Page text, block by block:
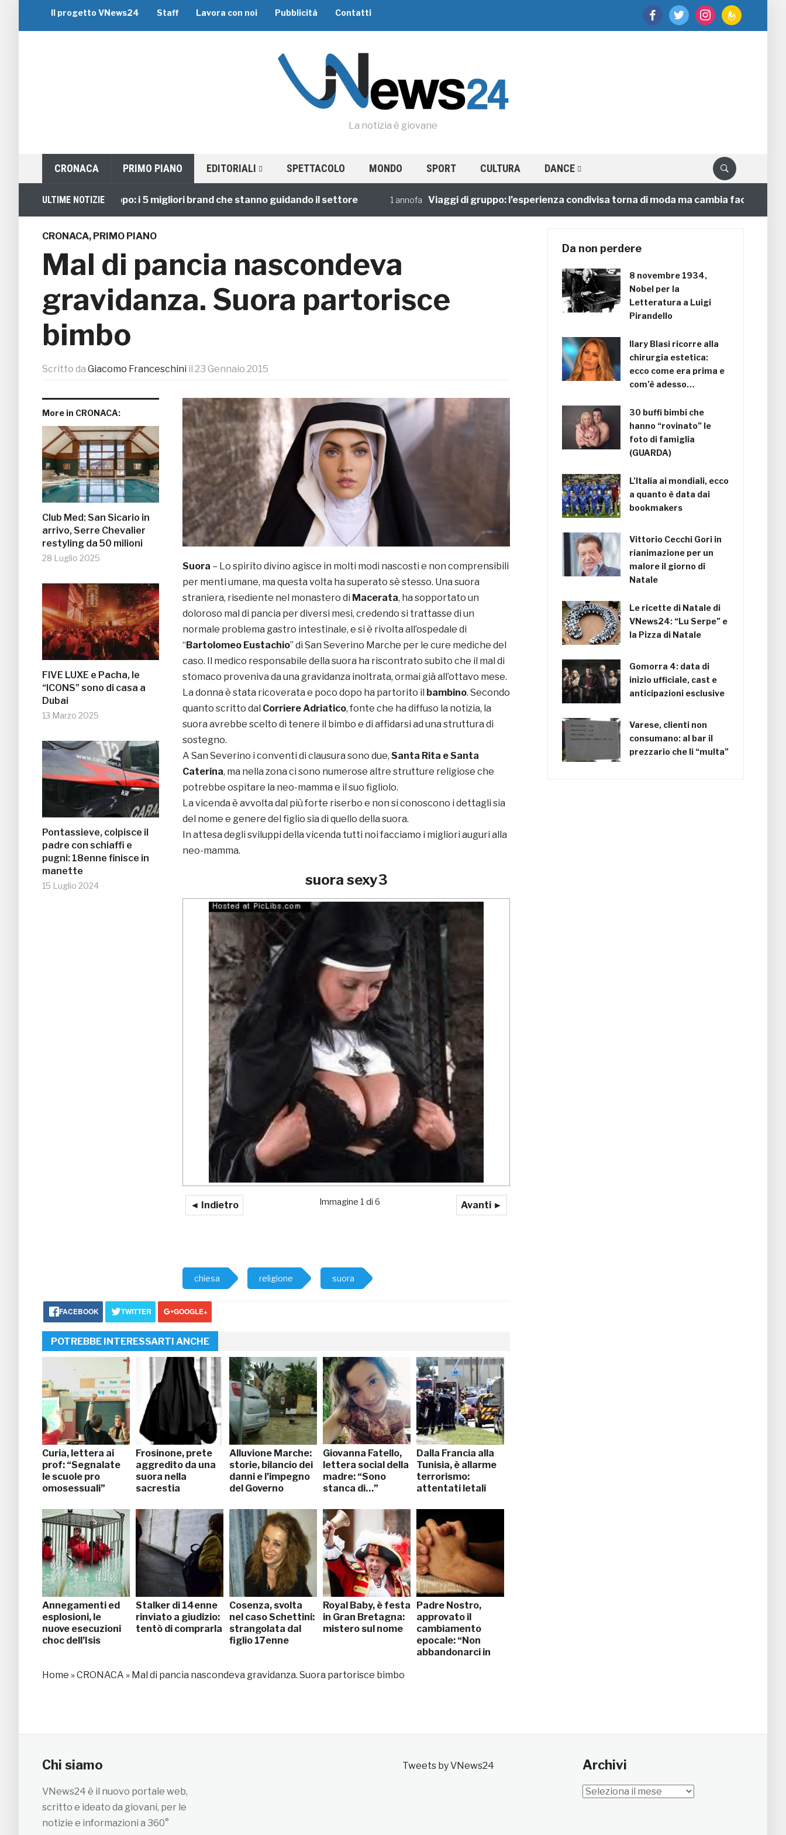
facebooktwitter instagramfeedburner
Il progetto VNews24 Staff Lavora con noi Pubblicità Contatti
La notizia è giovane
CRONACA PRIMO PIANO EDITORIALI SPETTACOLO MONDO SPORT CULTURA DANCE
ULTIME NOTIZIE
Viaggi di Gruppo: i 5 migliori brand che stanno guidando il settore 1 annofa Viaggi di gruppo: l’esperienza condivisa torna di moda ma cambia faccia
CRONACA, PRIMO PIANO
Mal di pancia nascondeva
gravidanza. Suora partorisce
bimbo
Scritto da Giacomo Franceschini il 23 Gennaio 2015
More in CRONACA:
Club Med: San Sicario in
arrivo, Serre Chevalier
restyling da 50 milioni
28 Luglio 2025
FIVE LUXE e Pacha, le
“ICONS” sono di casa a
Dubai
13 Marzo 2025
Pontassieve, colpisce il
padre con schiaffi e
pugni: 18enne finisce in
manette
15 Luglio 2024
Suora – Lo spirito divino agisce in molti modi nascosti e non comprensibili
per menti umane, ma questa volta ha superato sè stesso. Una suora
straniera, risediente nel monastero di Macerata, ha sopportato un
doloroso mal di pancia per diversi mesi, credendo si trattasse di un
normale problema gastro intestinale, e si è rivolta all’ospedale di
“Bartolomeo Eustachio” di San Severino Marche per le cure mediche del
caso. Il medico responsabile della suora ha riscontrato subito che il mal di
stomaco proveniva da una gravidanza inoltrata, ormai già all’ottavo mese.
La donna è stata ricoverata e poco dopo ha partorito il bambino. Secondo
quanto scritto dal Corriere Adriatico, fonte che ha diffuso la notizia, la
suora avrebbe scelto di tenere il bimbo e di affidarsi ad una struttura di
sostegno.
A San Severino i conventi di clausura sono due, Santa Rita e Santa
Caterina, ma nella zona ci sono numerose altre strutture religiose che
potrebbe ospitare la neo-mamma e il suo figliolo.
La vicenda è avvolta dal più forte riserbo e non si conoscono i dettagli sia
del nome e genere del figlio sia di quello della suora.
In attesa degli sviluppi della vicenda tutti noi facciamo i migliori auguri alla
neo-mamma.
suora sexy3
◄ Indietro Avanti ►
Immagine 1 di 6
chiesa religione suora
FACEBOOK TWITTER GOOGLE+
POTREBBE INTERESSARTI ANCHE
Curia, lettera ai
prof: “Segnalate
le scuole pro
omosessuali”
Frosinone, prete
aggredito da una
suora nella
sacrestia
Alluvione Marche:
storie, bilancio dei
danni e l’impegno
del Governo
Giovanna Fatello,
lettera social della
madre: “Sono
stanca di…”
Dalla Francia alla
Tunisia, è allarme
terrorismo:
attentati letali
Annegamenti ed
esplosioni, le
nuove esecuzioni
choc dell’Isis
Stalker di 14enne
rinviato a giudizio:
tentò di comprarla
Cosenza, svolta
nel caso Schettini:
strangolata dal
figlio 17enne
Royal Baby, è festa
in Gran Bretagna:
mistero sul nome
Padre Nostro,
approvato il
cambiamento
epocale: “Non
abbandonarci in
Home »CRONACA » Mal di pancia nascondeva gravidanza. Suora partorisce bimbo
Da non perdere
8 novembre 1934,
Nobel per la
Letteratura a Luigi
Pirandello
Ilary Blasi ricorre alla
chirurgia estetica:
ecco come era prima e
com’è adesso…
30 buffi bimbi che
hanno “rovinato” le
foto di famiglia
(GUARDA)
L’Italia ai mondiali, ecco
a quanto è data dai
bookmakers
Vittorio Cecchi Gori in
rianimazione per un
malore il giorno di
Natale
Le ricette di Natale di
VNews24: “Lu Serpe” e
la Pizza di Natale
Gomorra 4: data di
inizio ufficiale, cast e
anticipazioni esclusive
Varese, clienti non
consumano: al bar il
prezzario che li “multa”
Chi siamo
VNews24 è il nuovo portale web,
scritto e ideato da giovani, per le
notizie e informazioni a 360°
Tweets by VNews24 Archivi
Archivi